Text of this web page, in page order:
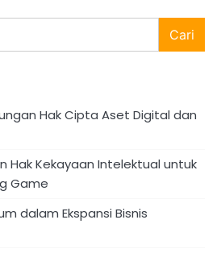
Cari
Hak Cipta Aset Digital dan
Hak Kekayaan Intelektual untuk
Game
dalam Ekspansi Bisnis